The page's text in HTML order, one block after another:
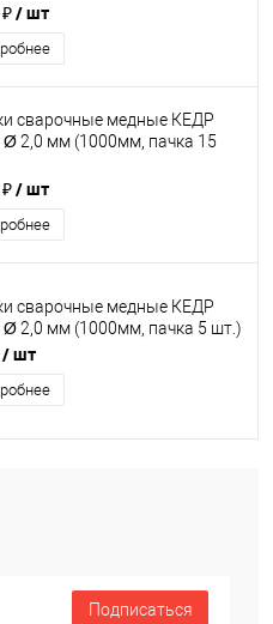
/ шт
сварочные медные КЕДР
Ø 2,0 мм (1000мм, пачка 15
/ шт
сварочные медные КЕДР
Ø 2,0 мм (1000мм, пачка 5 шт.)
/ шт
Подписаться